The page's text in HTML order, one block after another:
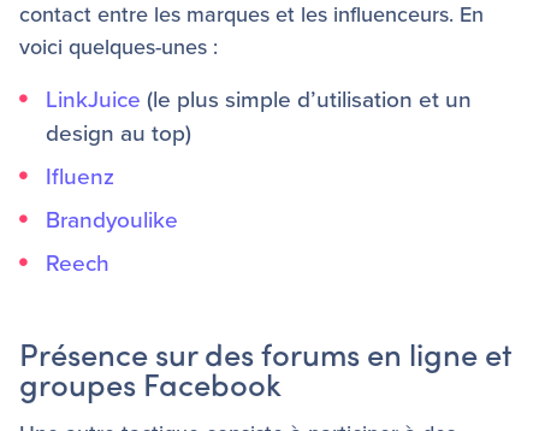
contact entre les marques et les influenceurs. En
voici quelques-unes :
LinkJuice (le plus simple d’utilisation et un
design au top)
Ifluenz
Brandyoulike
Reech
Présence sur des forums en ligne et
groupes Facebook